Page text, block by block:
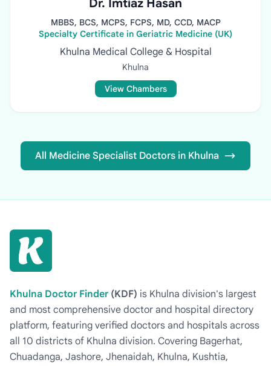
Dr. Imtiaz Hasan
MBBS, BCS, MCPS, FCPS, MD, CCD, MACP
Specialty Certificate in Geriatric Medicine (UK)
Khulna Medical College & Hospital
Khulna
View Chambers
All Medicine Specialist Doctors in Khulna
Khulna Doctor Finder (KDF) is Khulna division's largest
and most comprehensive doctor and hospital directory
platform, featuring verified doctors and hospitals across
all 10 districts of Khulna division. Covering Bagerhat,
Chuadanga, Jashore, Jhenaidah, Khulna, Kushtia,